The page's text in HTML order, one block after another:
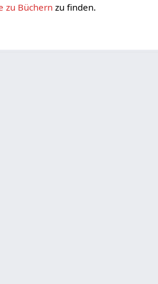
zu Büchern zu finden.